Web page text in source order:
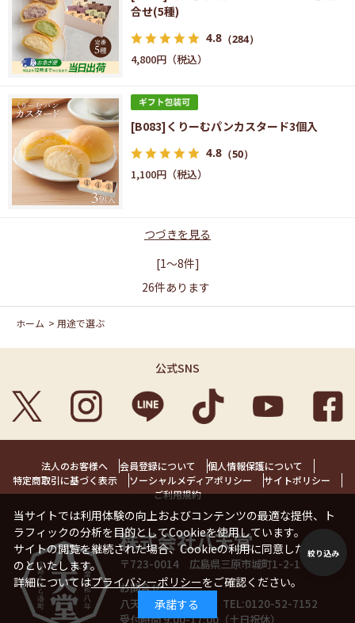
絞り込み
合せ(5種)
4.8 （284）
4,800円
[B083]くりーむパンカスタード3個入
4.8 （50）
1,100円
つづきを見る
[1～8件]
26件あります
ホーム > 用途で選ぶ
公式SNS
法人のお客様へ 会員登録について
個人情報保護について
特定商取引に基づく表示
ソーシャルメディアポリシー
サイトポリシー
ご利用規約
株式会社八天堂
〒723-0014 広島県三原市城町1-2-1 1階
お問合せ
八天堂お客様相談室 TEL:0120-52-7152
受付時間 9:00-17:00（土日祝休）
当サイトでは利用体験の向上およびコンテンツの最適な提供、ト
ラフィックの分析を目的としてCookieを使用しています。
サイトの閲覧を継続された場合、Cookieの利用に同意したことも
のといたします。
詳細についてはプライバシーポリシーをご確認ください。
承諾する